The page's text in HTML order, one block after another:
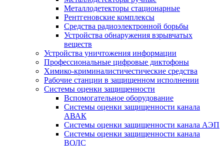
Металлодетекторы стационарные
Рентгеновские комплексы
Средства радиоэлектронной борьбы
Устройства обнаружения взрывчатых
веществ
Устройства уничтожения информации
Профессиональные цифровые диктофоны
Химико-криминалистичестические средства
Рабочие станции в защищенном исполнении
Системы оценки защищенности
Вспомогательное оборудование
Системы оценки защищенности канала
АВАК
Системы оценки защищенности канала АЭП
Системы оценки защищенности канала
ВОЛС